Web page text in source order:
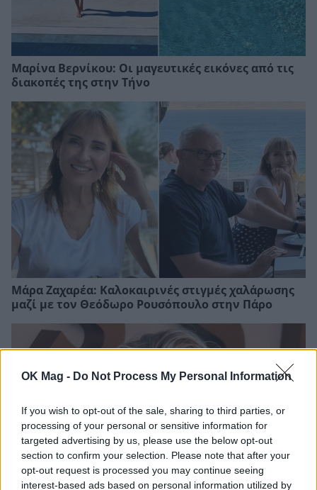
OK Mag - Do Not Process My Personal Information
If you wish to opt-out of the sale, sharing to third parties, or
processing of your personal or sensitive information for
targeted advertising by us, please use the below opt-out
section to confirm your selection. Please note that after your
opt-out request is processed you may continue seeing
interest-based ads based on personal information utilized by
Μαρίνα Βερνίκου: Οι μαγευτικές εικόνες από τις
διακοπές της στην Τήνο
Μάρα Ζαχαρέα: Καλοκαιρινές στιγμές χαλάρωσης
μαζί με τον Θεόδωρο Ρουσόπουλο στην Πάρο